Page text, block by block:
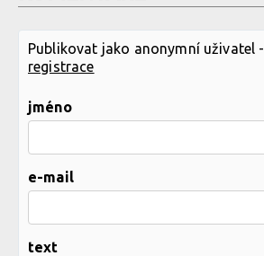
Publikovat jako anonymní uživatel -
registrace
jméno
e-mail
text